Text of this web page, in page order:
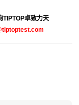
TIPTOP卓致力天